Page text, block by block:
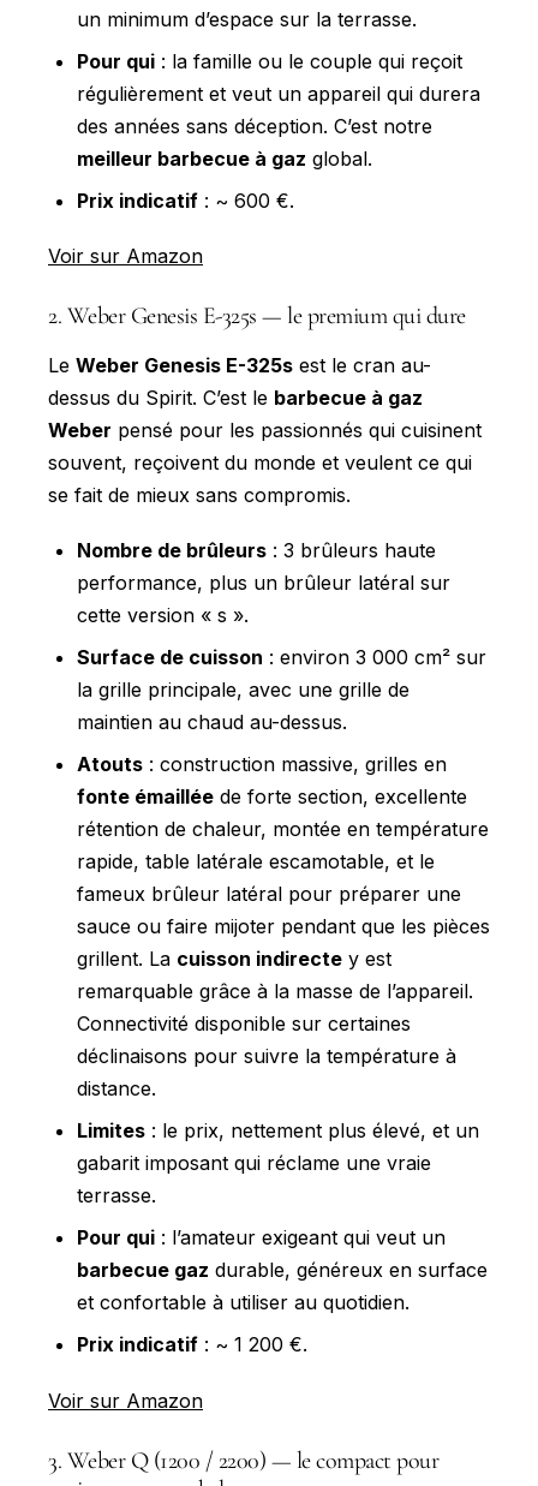
un minimum d’espace sur la terrasse.
Pour qui : la famille ou le couple qui reçoit
régulièrement et veut un appareil qui durera
des années sans déception. C’est notre
meilleur barbecue à gaz global.
Prix indicatif : ~ 600 €.
Voir sur Amazon
2. Weber Genesis E-325s — le premium qui dure
Le Weber Genesis E-325s est le cran au-
dessus du Spirit. C’est le barbecue à gaz
Weber pensé pour les passionnés qui cuisinent
souvent, reçoivent du monde et veulent ce qui
se fait de mieux sans compromis.
Nombre de brûleurs : 3 brûleurs haute
performance, plus un brûleur latéral sur
cette version « s ».
Surface de cuisson : environ 3 000 cm² sur
la grille principale, avec une grille de
maintien au chaud au-dessus.
Atouts : construction massive, grilles en
fonte émaillée de forte section, excellente
rétention de chaleur, montée en température
rapide, table latérale escamotable, et le
fameux brûleur latéral pour préparer une
sauce ou faire mijoter pendant que les pièces
grillent. La cuisson indirecte y est
remarquable grâce à la masse de l’appareil.
Connectivité disponible sur certaines
déclinaisons pour suivre la température à
distance.
Limites : le prix, nettement plus élevé, et un
gabarit imposant qui réclame une vraie
terrasse.
Pour qui : l’amateur exigeant qui veut un
barbecue gaz durable, généreux en surface
et confortable à utiliser au quotidien.
Prix indicatif : ~ 1 200 €.
Voir sur Amazon
3. Weber Q (1200 / 2200) — le compact pour